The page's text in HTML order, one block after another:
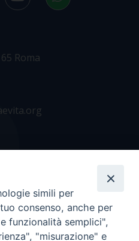
Roma
simili per
consenso, anche per
funzionalità semplici",
"misurazione" e